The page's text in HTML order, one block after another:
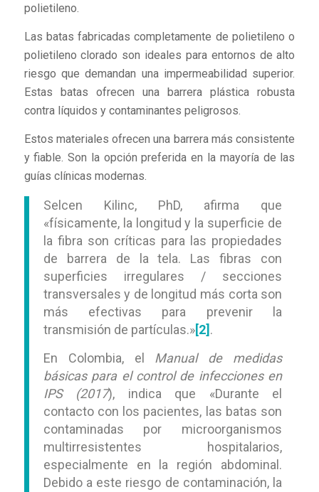
polietileno.
Las batas fabricadas completamente de polietileno o
polietileno clorado son ideales para entornos de alto
riesgo que demandan una impermeabilidad superior.
Estas batas ofrecen una barrera plástica robusta
contra líquidos y contaminantes peligrosos.
Estos materiales ofrecen una barrera más consistente
y fiable. Son la opción preferida en la mayoría de las
guías clínicas modernas.
Selcen Kilinc, PhD, afirma que
«físicamente, la longitud y la superficie de
la fibra son críticas para las propiedades
de barrera de la tela. Las fibras con
superficies irregulares / secciones
transversales y de longitud más corta son
más efectivas para prevenir la
transmisión de partículas.»[2] .
En Colombia, el Manual de medidas
básicas para el control de infecciones en
IPS (2017), indica que «Durante el
contacto con los pacientes, las batas son
contaminadas por microorganismos
multirresistentes hospitalarios,
especialmente en la región abdominal.
Debido a este riesgo de contaminación, la